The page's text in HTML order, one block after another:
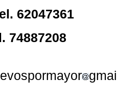
62047361
74887208